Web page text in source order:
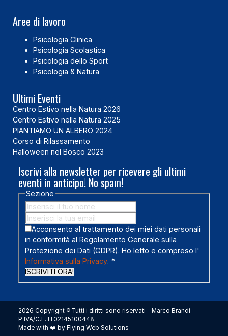
Aree di lavoro
Psicologia Clinica
Psicologia Scolastica
Psicologia dello Sport
Psicologia & Natura
Ultimi Eventi
Centro Estivo nella Natura 2026
Centro Estivo nella Natura 2025
PIANTIAMO UN ALBERO 2024
Corso di Rilassamento
Halloween nel Bosco 2023
Iscrivi alla newsletter per ricevere gli ultimi
eventi in anticipo! No spam!
Sezione
Acconsento al trattamento dei miei dati personali
in conformità al Regolamento Generale sulla
Protezione dei Dati (GDPR). Ho letto e compreso l'
Informativa sulla Privacy. *
ISCRIVITI ORA!
2026 Copyright ® Tutti i diritti sono riservati - Marco Brandi -
P.IVA/C.F. IT02145100448
Made with ❤️ by Flying Web Solutions